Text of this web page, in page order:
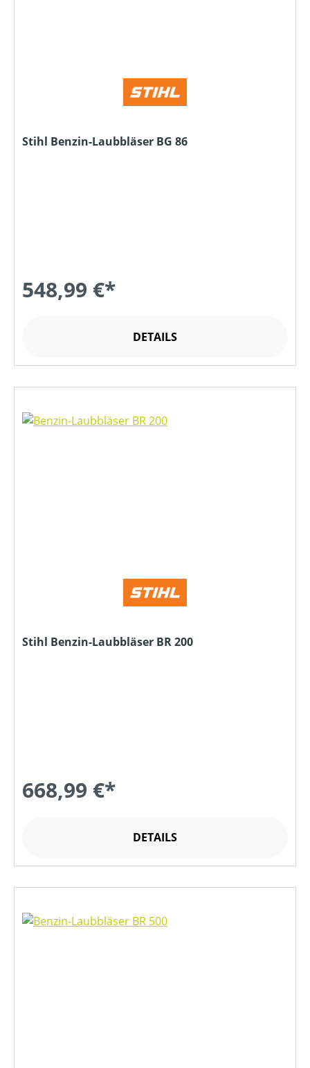
Stihl Benzin-Laubbläser BG 86
548,99 €*
DETAILS
Stihl Benzin-Laubbläser BR 200
668,99 €*
DETAILS